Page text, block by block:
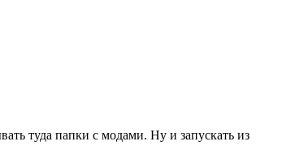
туда папки с модами. Ну и запускать из